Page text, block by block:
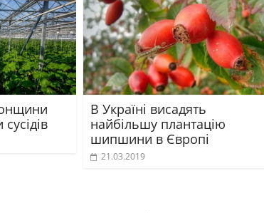
В Україні висадять
найбільшу плантацію
шипшини в Європі
21.03.2019